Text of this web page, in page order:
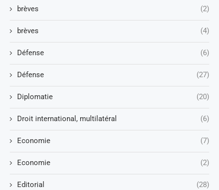
brèves (2)
brèves (4)
Défense (6)
Défense (27)
Diplomatie (20)
Droit international, multilatéral (6)
Economie (7)
Economie (2)
Editorial (28)